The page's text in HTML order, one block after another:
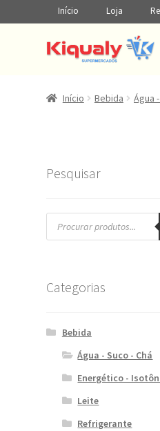
Início Loja
Início Bebida Água
Pesquisar
Pesquisar
produtos
Categorias
Bebida
Água - Suco - Chá
Energético -
Leite
Refrigerante